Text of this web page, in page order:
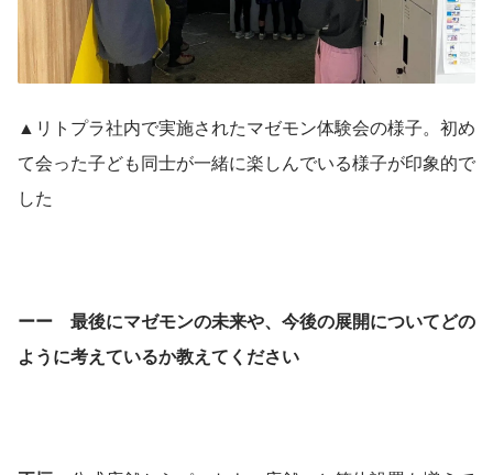
▲リトプラ社内で実施されたマゼモン体験会の様子。初め
て会った子ども同士が一緒に楽しんでいる様子が印象的で
した
ーー　最後にマゼモンの未来や、今後の展開についてどの
ように考えているか教えてください